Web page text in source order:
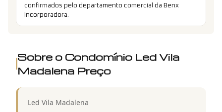
confirmados pelo departamento comercial da Benx
Incorporadora.
Sobre o Condomínio Led Vila
Madalena Preço
Led Vila Madalena